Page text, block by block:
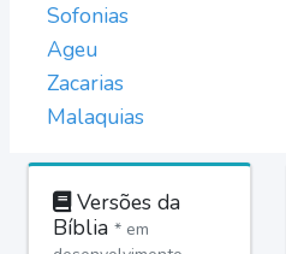
Sofonias
Ageu
Zacarias
Malaquias
Versões da
Bíblia * em